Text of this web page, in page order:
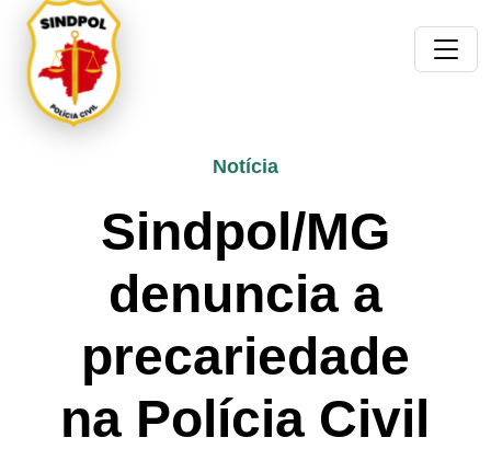
Notícia
Sindpol/MG
denuncia a
precariedade
na Polícia Civil